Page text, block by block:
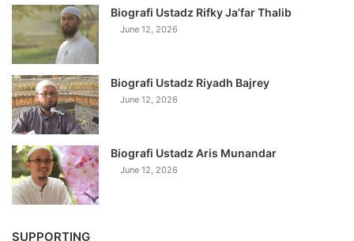
Biografi Ustadz Rifky Ja’far Thalib
June 12, 2026
Biografi Ustadz Riyadh Bajrey
June 12, 2026
Biografi Ustadz Aris Munandar
June 12, 2026
SUPPORTING